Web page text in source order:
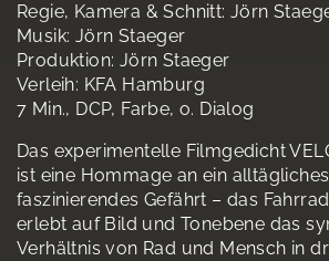
Regie, Kamera & Schnitt: Jörn
Musik: Jörn Staeger
Produktion: Jörn Staeger
Verleih: KFA Hamburg
7 Min., DCP, Farbe, o. Dialog
Das experimentelle Filmgedicht
ist eine Hommage an ein
faszinierendes Gefährt – das
erlebt auf Bild und Tonebene das
Verhältnis von Rad und Mensch in